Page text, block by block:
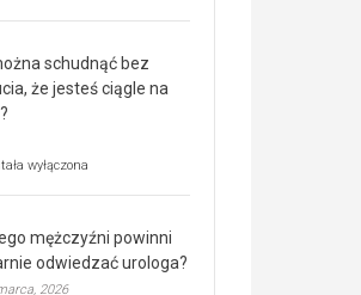
schudnąć bez
że jesteś ciągle na
wyłączona
mężczyźni powinni
odwiedzać urologa?
2026